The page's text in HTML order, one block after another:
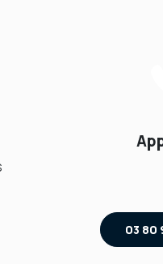
03 80